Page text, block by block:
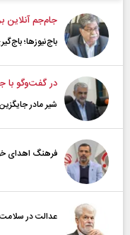
جام‌جم آنلاین
باج‌نیوزها؛
در گفت‌و‌گو با
شیر مادر
فرهنگ اهدای
عدالت در سلامت